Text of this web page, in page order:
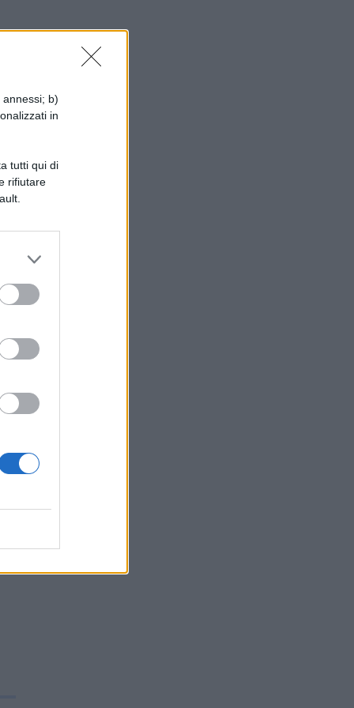
b)
in
tutti qui di
rifiutare